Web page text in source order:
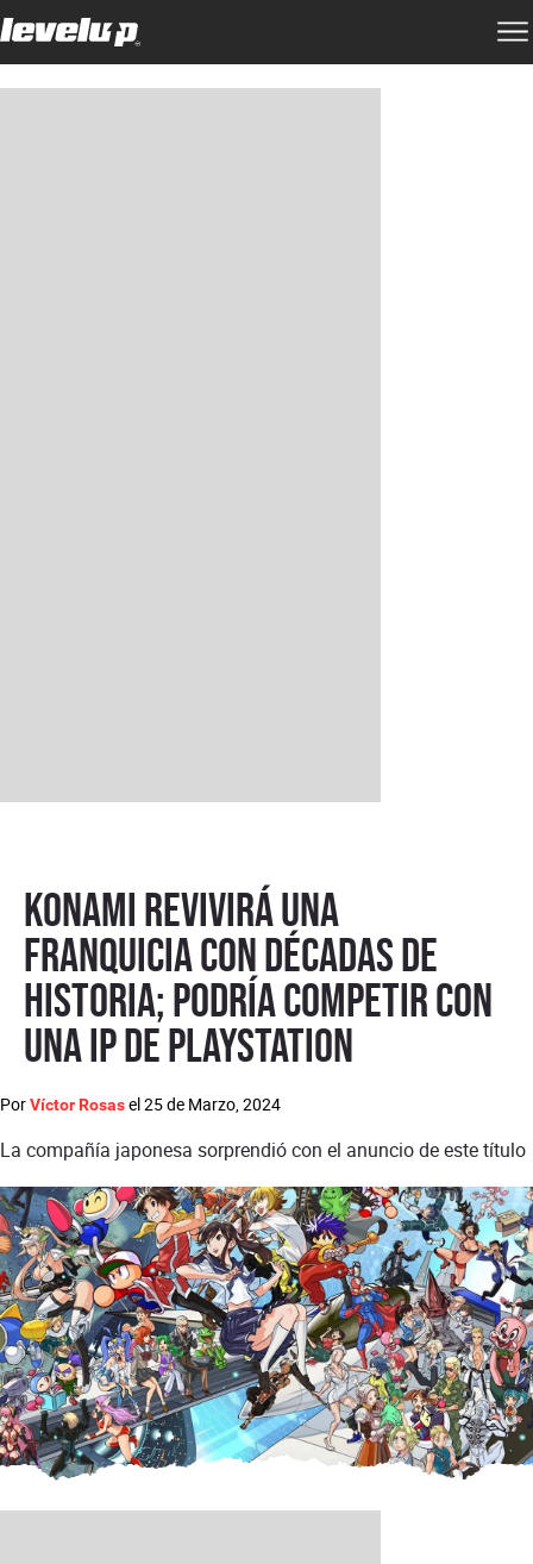
Konami revivirá una
franquicia con décadas de
historia; podría competir con
una IP de PlayStation
PorVíctor Rosasel25 de Marzo, 2024
La compañía japonesa sorprendió con el anuncio de este título